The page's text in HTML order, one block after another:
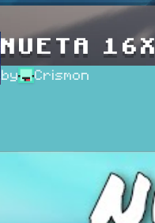
NUETA 16X
by Crismon